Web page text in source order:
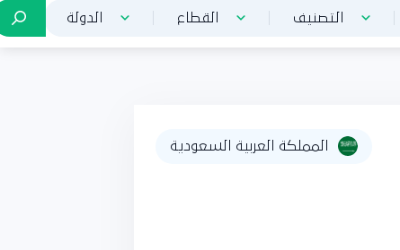
التصنيف القطاع الدولة
المملكة العربية السعودية